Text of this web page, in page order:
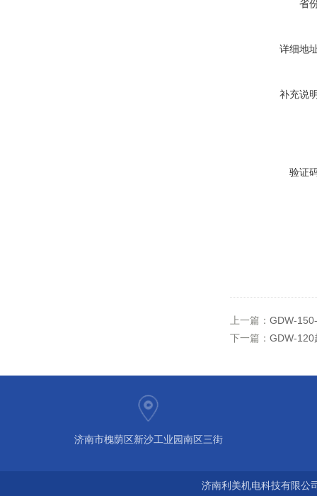
省
详细地
补充说
验证
上一篇： GDW-
下一篇： GDW-120
济南市槐荫区新沙工业园南区三街
济南利美机电科技有限